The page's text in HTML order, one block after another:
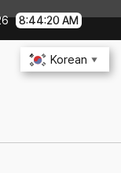
온 RX 9060 Reaper
8:44:22 AM
Korean ▼